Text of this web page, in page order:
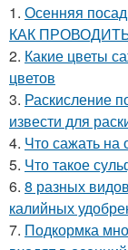
1. Осенняя
КАК
2. Какие цветы
цветов
3. Раскисление
извести для
4. Что сажать на
5. Что такое
6. 8 разных
калийных
7. Подкормка